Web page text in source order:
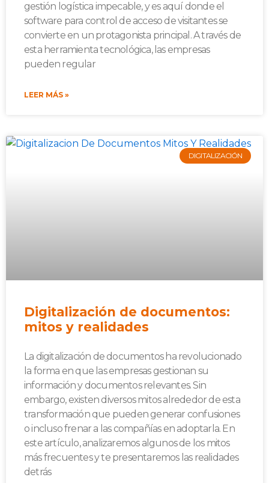
gestión logística impecable, y es aquí donde el
software para control de acceso de visitantes se
convierte en un protagonista principal. A través de
esta herramienta tecnológica, las empresas
pueden regular
LEER MÁS »
DIGITALIZACIÓN
Digitalización de documentos:
mitos y realidades
La digitalización de documentos ha revolucionado
la forma en que las empresas gestionan su
información y documentos relevantes. Sin
embargo, existen diversos mitos alrededor de esta
transformación que pueden generar confusiones
o incluso frenar a las compañías en adoptarla. En
este artículo, analizaremos algunos de los mitos
más frecuentes y te presentaremos las realidades
detrás